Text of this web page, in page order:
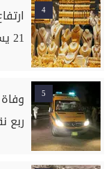
4
21 يسجل 6115 جنيهًا
5
ربع